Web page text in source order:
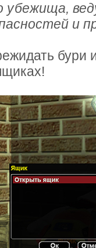
убежища,
и
бури